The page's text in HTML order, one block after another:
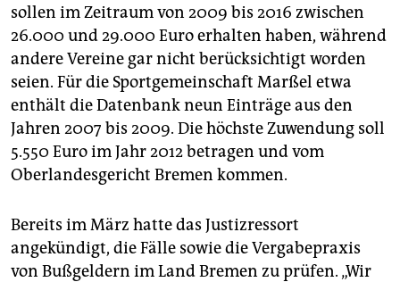
sollen im Zeitraum von 2009 bis 2016 zwischen
26.000 und 29.000 Euro erhalten haben, während
andere Vereine gar nicht berücksichtigt worden
seien. Für die Sportgemeinschaft Marßel etwa
enthält die Datenbank neun Einträge aus den
Jahren 2007 bis 2009. Die höchste Zuwendung soll
5.550 Euro im Jahr 2012 betragen und vom
Oberlandesgericht Bremen kommen.
Bereits im März hatte das Justizressort
angekündigt, die Fälle sowie die Vergabepraxis
von Bußgeldern im Land Bremen zu prüfen. „Wir